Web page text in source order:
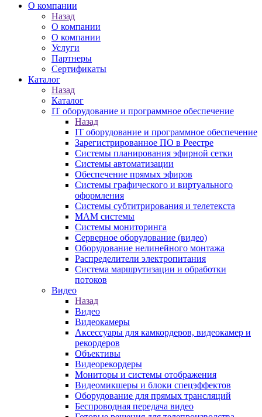
О компании
Назад
О компании
О компании
Услуги
Партнеры
Сертификаты
Каталог
Назад
Каталог
IT оборудование и программное обеспечение
Назад
IT оборудование и программное обеспечение
Зарегистрированное ПО в Реестре
Системы планирования эфирной сетки
Системы автоматизации
Обеспечение прямых эфиров
Системы графического и виртуального
оформления
Системы субтитрирования и телетекста
MAM системы
Системы мониторинга
Серверное оборудование (видео)
Оборудование нелинейного монтажа
Распределители электропитания
Система маршрутизации и обработки
потоков
Видео
Назад
Видео
Видеокамеры
Аксессуары для камкордеров, видеокамер и
рекордеров
Объективы
Видеорекордеры
Мониторы и системы отображения
Видеомикшеры и блоки спецэффектов
Оборудование для прямых трансляций
Беспроводная передача видео